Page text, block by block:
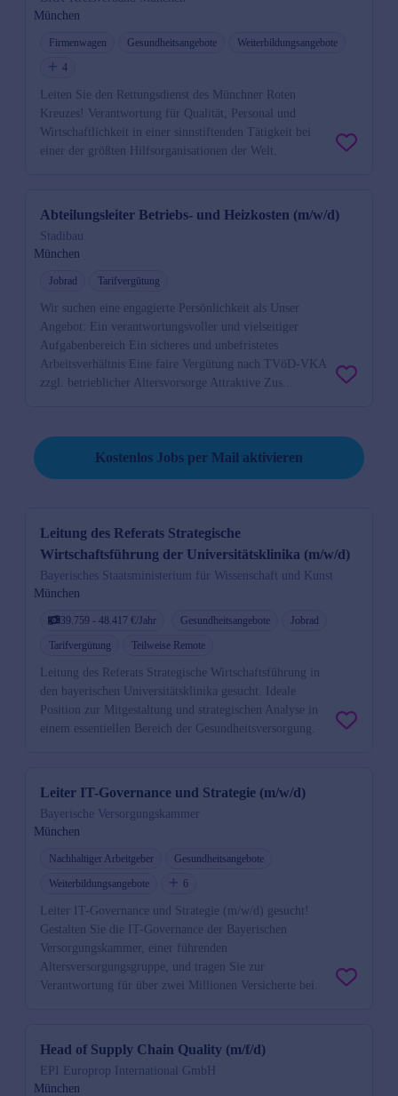
München
Firmenwagen Gesundheitsangebote
Weiterbildungsangebote
4
Leiten Sie den Rettungsdienst des Münchner Roten
Kreuzes! Verantwortung für Qualität, Personal und
Wirtschaftlichkeit in einer sinnstiftenden Tätigkeit bei
einer der größten Hilfsorganisationen der Welt.
Abteilungsleiter Betriebs- und Heizkosten (m/w/d)
Stadibau
München
Jobrad Tarifvergütung
Wir suchen eine engagierte Persönlichkeit als Unser
Angebot: Ein verantwortungsvoller und vielseitiger
Aufgabenbereich Ein sicheres und unbefristetes
Arbeitsverhältnis Eine faire Vergütung nach TVöD-VKA
zzgl. betrieblicher Altersvorsorge Attraktive Zus...
Kostenlos Jobs per Mail aktivieren
Leitung des Referats Strategische
Wirtschaftsführung der Universitätsklinika (m/w/d)
Bayerisches Staatsministerium für Wissenschaft und Kunst
München
39.759 - 48.417 €/Jahr Gesundheitsangebote
Jobrad
Tarifvergütung
Teilweise Remote
Leitung des Referats Strategische Wirtschaftsführung in
den bayerischen Universitätsklinika gesucht. Ideale
Position zur Mitgestaltung und strategischen Analyse in
einem essentiellen Bereich der Gesundheitsversorgung.
Leiter IT-Governance und Strategie (m/w/d)
Bayerische Versorgungskammer
München
Nachhaltiger Arbeitgeber
Gesundheitsangebote
Weiterbildungsangebote
6
Leiter IT-Governance und Strategie (m/w/d) gesucht!
Gestalten Sie die IT-Governance der Bayerischen
Versorgungskammer, einer führenden
Altersversorgungsgruppe, und tragen Sie zur
Verantwortung für über zwei Millionen Versicherte bei.
Head of Supply Chain Quality (m/f/d)
EPI Europrop International GmbH
München